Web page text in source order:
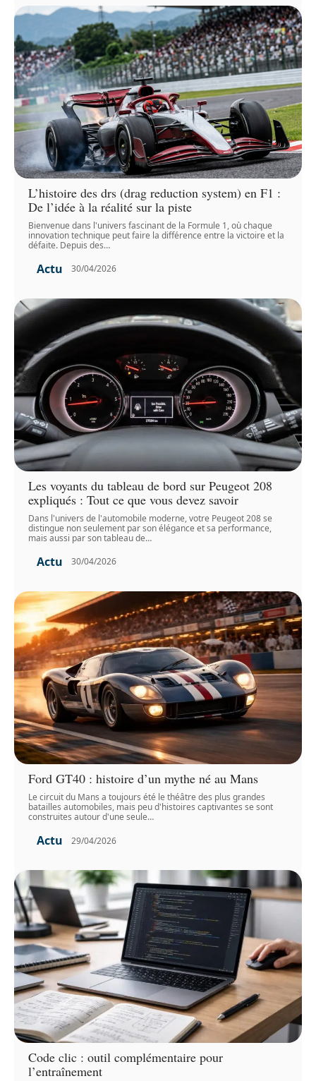
L’histoire des drs (drag reduction system) en F1 :
De l’idée à la réalité sur la piste
Bienvenue dans l'univers fascinant de la Formule 1, où chaque
innovation technique peut faire la différence entre la victoire et la
défaite. Depuis des…
Actu 30/04/2026
Les voyants du tableau de bord sur Peugeot 208
expliqués : Tout ce que vous devez savoir
Dans l'univers de l'automobile moderne, votre Peugeot 208 se
distingue non seulement par son élégance et sa performance,
mais aussi par son tableau de…
Actu 30/04/2026
Ford GT40 : histoire d’un mythe né au Mans
Le circuit du Mans a toujours été le théâtre des plus grandes
batailles automobiles, mais peu d'histoires captivantes se sont
construites autour d'une seule…
Actu 29/04/2026
Code clic : outil complémentaire pour
l’entraînement